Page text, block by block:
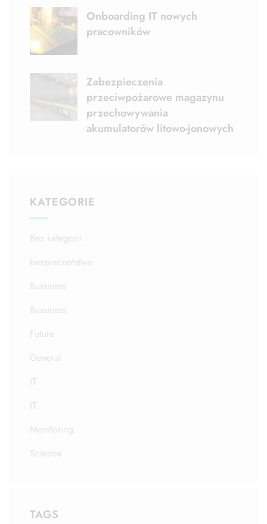
Onboarding IT nowych
pracowników
Zabezpieczenia
przeciwpożarowe magazynu
przechowywania
akumulatorów litowo-jonowych
KATEGORIE
Bez kategorii
bezpieczeństwo
Bussiness
Bussiness
Future
General
IT
IT
Monitoring
Science
TAGS